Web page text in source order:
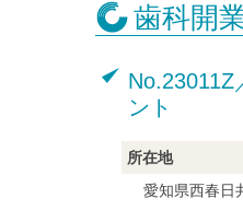
歯科開
ント
所在地
愛知県西春日